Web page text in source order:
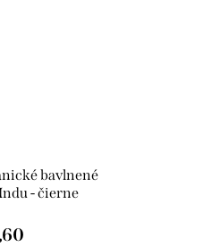
bavlnené
- čierne